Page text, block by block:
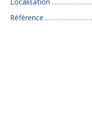
Localisation
Référence